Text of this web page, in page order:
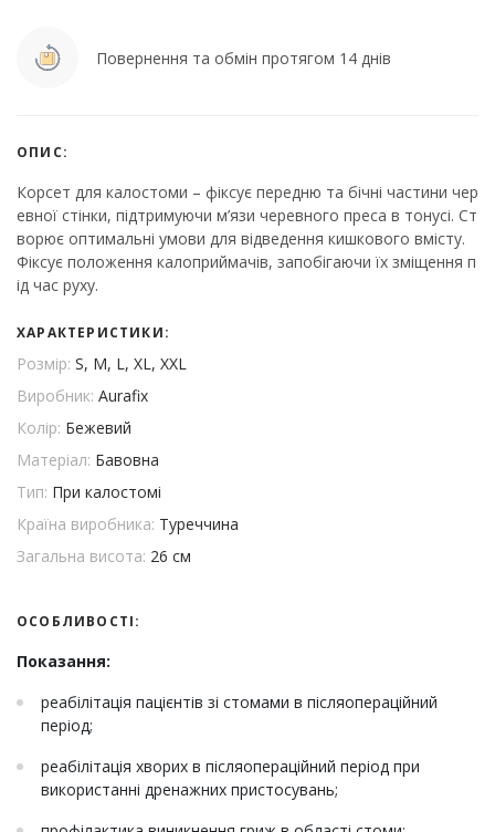
Повернення та обмін протягом 14 днів
ОПИС:
Корсет для калостоми – фіксує передню та бічні частини чер
евної стінки, підтримуючи м’язи черевного преса в тонусі. Ст
ворює оптимальні умови для відведення кишкового вмісту.
Фіксує положення калоприймачів, запобігаючи їх зміщення п
ід час руху.
ХАРАКТЕРИСТИКИ:
Розмір: S, M, L, XL, XXL
Виробник: Aurafix
Колір: Бежевий
Матеріал: Бавовна
Тип: При калостомі
Країна виробника: Туреччина
Загальна висота: 26 см
ОСОБЛИВОСТІ:
Показання:
реабілітація пацієнтів зі стомами в післяопераційний
період;
реабілітація хворих в післяопераційний період при
використанні дренажних пристосувань;